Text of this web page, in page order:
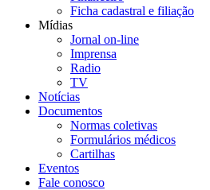
Ficha cadastral e filiação
Mídias
Jornal on-line
Imprensa
Radio
TV
Notícias
Documentos
Normas coletivas
Formulários médicos
Cartilhas
Eventos
Fale conosco